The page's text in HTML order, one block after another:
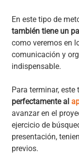
En este tipo de
también tiene un
como veremos en
comunicación y
indispensable.
Para terminar,
perfectamente al
avanzar en el
ejercicio de
presentación,
previos.